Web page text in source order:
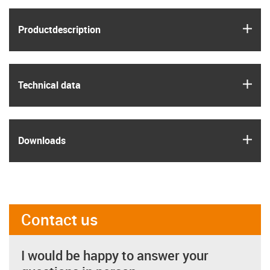
Product­description
Technical data
Downloads
Contact us
I would be happy to answer your